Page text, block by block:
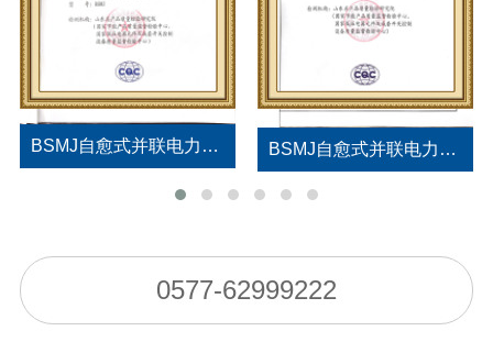
BSMJ自愈式并联电力电容器试验报告 BSMJ自愈式并联电力电容器试验报告
0577-62999222